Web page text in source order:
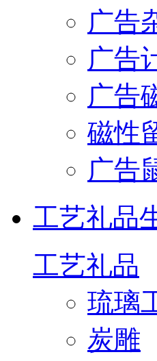
广告
广告
广告
磁性
广告
工艺礼品
工艺礼品
琉璃
炭雕